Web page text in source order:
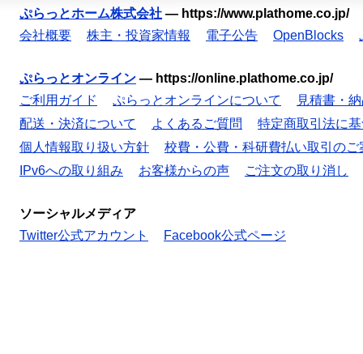
ぷらっとホーム株式会社 — https://www.plathome.co.jp/
会社概要
株主・投資家情報 電子公告 OpenBlocks
ぷらっとオンライン — https://online.plathome.co.jp/
ご利用ガイド
ぷらっとオンラインについて
見積書・
配送・決済について
よくあるご質問
特定商取引法に
個人情報取り扱い方針
校費・公費・科研費払い取引のご
IPv6への取り組み
お客様からの声 ご注文の取り消し
ソーシャルメディア
Twitter公式アカウント
Facebook公式ページ